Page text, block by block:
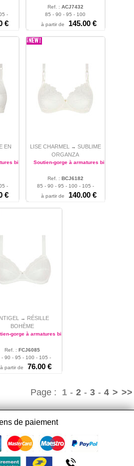
-
€
Ref. : ACJ7432
85 - 90 - 95 - 100
à partir de
145.00 €
EN
bien-être
-
€
LISE CHARMEL → SUBLIME
ORGANZA
Soutien-gorge à armatures bien-être
Ref. : BCJ6182
85 - 90 - 95 - 100 - 105 -
110
à partir de 140.00 €
→ RÉSILLE
BOHÈME
gorge à armatures bien-être
Ref. : FCJ6085
- 90 - 95 - 100 - 105 -
110 - 115
à partir de 76.00 €
Page : 1 - 2 - 3 - 4 > >>
de paiement